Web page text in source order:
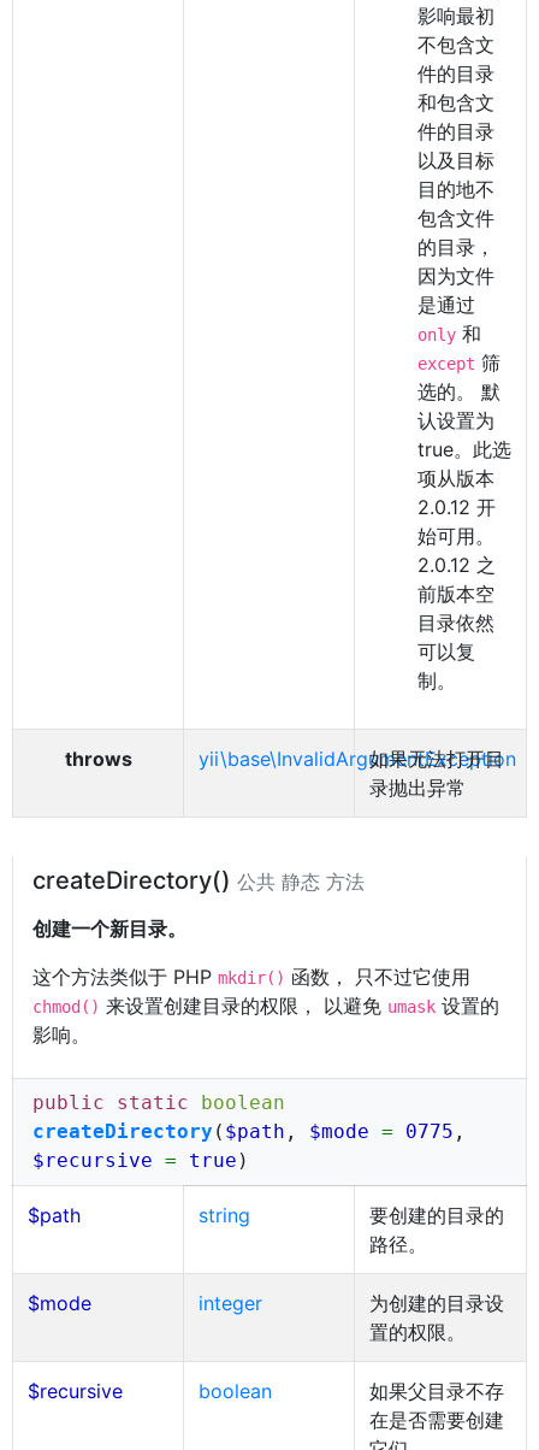
影响最初
不包含文
件的目录
和包含文
件的目录
以及目标
目的地不
包含文件
的目录，
因为文件
是通过
only 和
except 筛
选的。 默
认设置为
true。此选
项从版本
2.0.12 开
始可用。
2.0.12 之
前版本空
目录依然
可以复
制。
throws yii\base\InvalidArgumentException
如果无法打开目
录抛出异常
createDirectory() 公共 静态 方法
创建一个新目录。
这个方法类似于 PHP mkdir() 函数， 只不过它使用
chmod() 来设置创建目录的权限， 以避免 umask 设置的
影响。
public static
boolean
createDirectory ( $path , $mode = 0775 ,
$recursive = true )
$path string
要创建的目录的
路径。
$mode integer
为创建的目录设
置的权限。
$recursive boolean
如果父目录不存
在是否需要创建